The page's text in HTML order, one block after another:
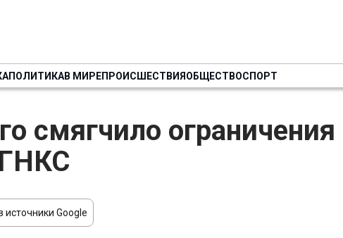
ПОЛИТИКАВ МИРЕПРОИСШЕСТВИЯОБЩЕСТВОСПОРТ
смягчило ограничения
Google